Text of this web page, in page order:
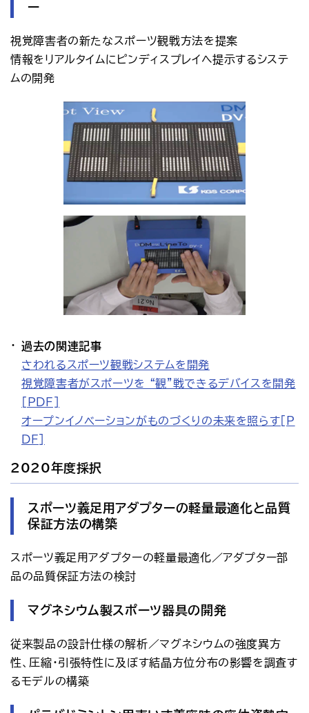
ー
視覚障害者の新たなスポーツ観戦方法を提案
情報をリアルタイムにピンディスプレイへ提示するシステ
ムの開発
過去の関連記事
さわれるスポーツ観戦システムを開発
視覚障害者がスポーツを “観”戦できるデバイスを開発
[PDF]
オープンイノベーションがものづくりの未来を照らす[P
DF]
2020年度採択
スポーツ義足用アダプターの軽量最適化と品質
保証方法の構築
スポーツ義足用アダプターの軽量最適化／アダプター部
品の品質保証方法の検討
マグネシウム製スポーツ器具の開発
従来製品の設計仕様の解析／マグネシウムの強度異方
性、圧縮・引張特性に及ぼす結晶方位分布の影響を調査す
るモデルの構築